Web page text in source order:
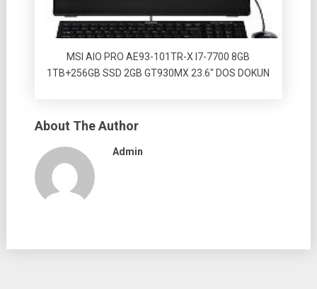
MSI AIO PRO AE93-101TR-X I7-7700 8GB
1TB+256GB SSD 2GB GT930MX 23.6″ DOS DOKUN
About The Author
Admin